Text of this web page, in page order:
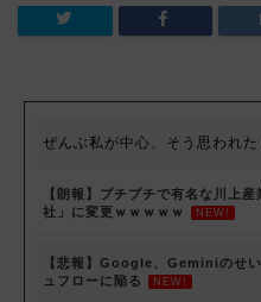
ぜんぶ私が中心、そう思われた
【朗報】プチプチで有名な川上
社」に変更ｗｗｗｗｗ
NEW!
【悲報】Google、Geminiのせ
ュフローに陥る
NEW!